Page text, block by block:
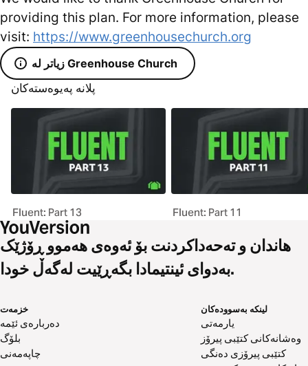
providing this plan. For more information, please
visit: https://www.greenhousechurch.org
زیاتر لە Greenhouse Church
پلانە پەیوەستەکان
Fluent: Part 13 Fluent: Part 11
هاندان و تەحەداکردنت بۆ ئەوەی هەموو ڕۆژێک
بەدوای ئینتیمادا بگەڕێیت لەگەڵ خودا.
خزمەت
دەربارەی ئێمە
بلۆگ
چاپەمەنی
لینکە بەسوودەکان
یارمەتی
وەشانەکانی کتێبی پیرۆز
کتێبی پیرۆزی دەنگی